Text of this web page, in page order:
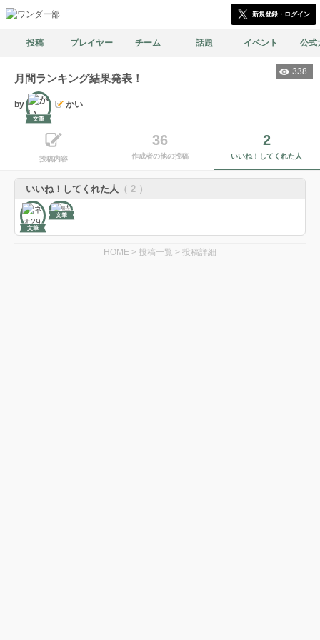
新規登録・ログイン
投稿 プレイヤー チーム 話題 イベント 公式
338
月間ランキング結果発表！
by
文筆
かい
投稿内容
36
作成者の他の投稿
2
いいね！してくれた人
いいね！してくれた人 （ 2 ）
文筆
文筆
HOME > 投稿一覧 > 投稿詳細